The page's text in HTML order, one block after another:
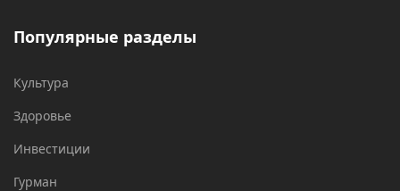
Популярные разделы
Культура
Здоровье
Инвестиции
Гурман